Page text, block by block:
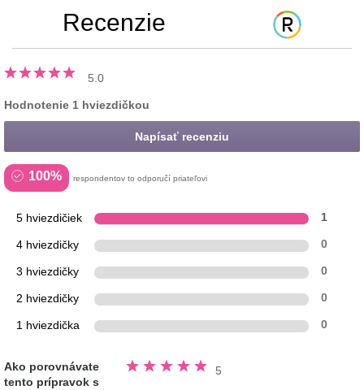
Recenzie
5.0
Hodnotenie 1 hviezdičkou
Napísať recenziu
100% respondentov to odporučí priateľovi
5 hviezdičiek 1
4 hviezdičky 0
3 hviezdičky 0
2 hviezdičky 0
1 hviezdička 0
Ako porovnávate
tento prípravok s
5
Hodnotené
5.0